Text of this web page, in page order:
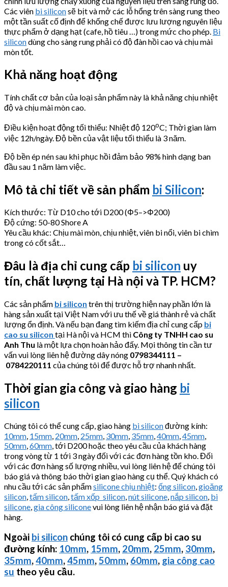
Các viên bi siliconsẽ bịt và mở các lỗ hổng trên sàng rung theo
một tần suất cố định để khống chế được lưu lượng nguyên liệu
thực phẩm ở dạng hạt (cafe, hồ tiêu …) trong mức cho phép. Bi
silicondùng cho sàng rung phải có độ đàn hồi cao và chịu mài
mòn tốt.
Khả năng hoạt động
Tính chất cơ bản của loại sản phẩm này là khả năng chịu nhiệt
độ và chịu mài mòn cao.
Điều kiện hoạt động tối thiểu: Nhiệt độ 120oC; Thời gian làm
việc 12h/ngày. Độ bền của vật liệu tối thiểu là 3 năm.
Độ bền ép nén sau khi phục hồi đảm bảo 98% hình dạng ban
đầu sau 1 năm làm việc.
Mô tả chi tiết về sản phẩm bi Silicon:
Kích thước: Từ D10 cho tới D200 (Φ5–>Φ200)
Độ cứng: 50-80 Shore A
Yêu cầu khác: Chịu mài mòn, chịu nhiệt, viên bi nổi, viên bi chìm
trong có cốt sắt…
Đâu là địa chỉ cung cấp bi silicon uy
tín, chất lượng tại Hà nội và TP. HCM?
Các sản phẩm bi silicon trên thị trường hiện nay phần lớn là
hàng sản xuất tại Việt Nam với ưu thế về giá thành rẻ và chất
lượng ổn định. Và nếu bạn đang tìm kiếm địa chỉ cung cấp bi
cao su silicon tại Hà nội và HCM thì Công ty TNHH cao su
Anh Thu là một lựa chọn hoàn hảo đấy. Mọi thông tin cần tư
vấn vui lòng liên hệ đường dây nóng 0798344111 –
0784220111 của chúng tôi để được hỗ trợ nhanh nhất.
Thời gian gia công và giao hàng bi
silicon
Chúng tôi có thể cung cấp, giao hàng bi siliconđường kính:
10mm, 15mm, 20mm, 25mm, 30mm, 35mm,40mm,45mm,
50mm,60mm, tới D200 hoặc theo yêu cầu của khách hàng
trong vòng từ 1 tới 3 ngày đối với các đơn hàng tồn kho. Đối
với các đơn hàng số lượng nhiều, vui lòng liên hệ để chúng tôi
báo giá và thông báo thời gian giao hàng cụ thể. Quý khách có
nhu cầu tới các sản phẩmsilicone chịu nhiệt: ống silicon,gioăng
silicon,tấm silicon,tấm xốp silicon,nút silicone,nắp silicon, bi
silicone,gia công siliconevui lòng liên hệ nhận báo giá và đặt
hàng.
Ngoài bi silicon chúng tôi có cung cấp bi cao su
đường kính: 10mm, 15mm, 20mm, 25mm, 30mm,
35mm,40mm,45mm,50mm, 60mm, gia công cao
su theo yêu cầu.